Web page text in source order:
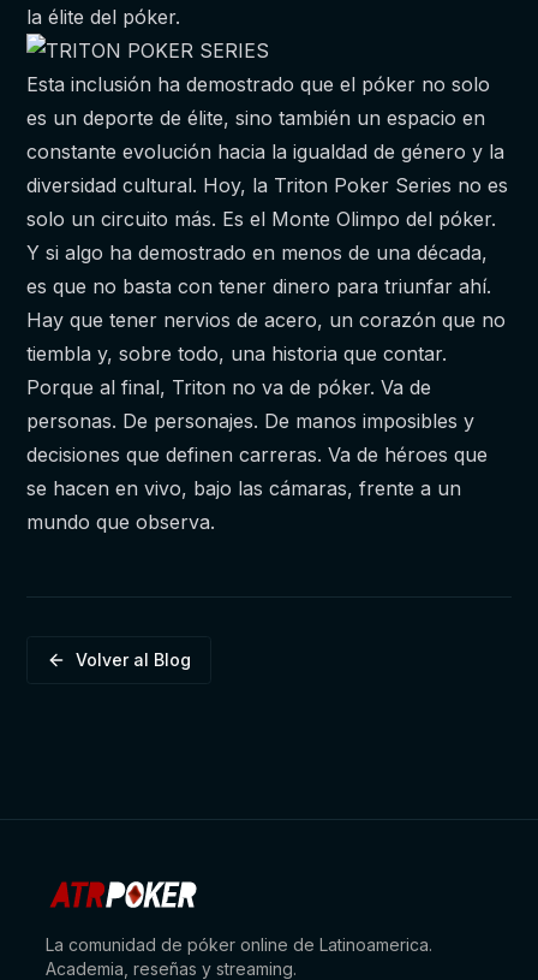
la élite del póker.
Esta inclusión ha demostrado que el póker no solo
es un deporte de élite, sino también un espacio en
constante evolución hacia la igualdad de género y la
diversidad cultural. Hoy, la Triton Poker Series no es
solo un circuito más. Es el Monte Olimpo del póker.
Y si algo ha demostrado en menos de una década,
es que no basta con tener dinero para triunfar ahí.
Hay que tener nervios de acero, un corazón que no
tiembla y, sobre todo, una historia que contar.
Porque al final, Triton no va de póker. Va de
personas. De personajes. De manos imposibles y
decisiones que definen carreras. Va de héroes que
se hacen en vivo, bajo las cámaras, frente a un
mundo que observa.
Volver al Blog
La comunidad de póker online de Latinoamerica.
Academia, reseñas y streaming.